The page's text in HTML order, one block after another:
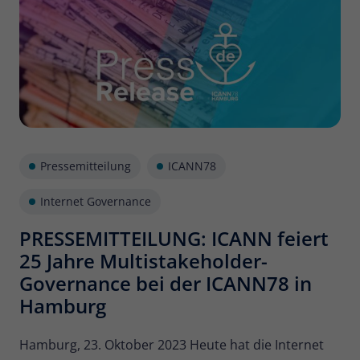
Pressemitteilung ICANN78
Internet Governance
PRESSEMITTEILUNG: ICANN feiert
25 Jahre Multistakeholder-
Governance bei der ICANN78 in
Hamburg
Hamburg, 23. Oktober 2023 Heute hat die Internet
Name _pk_ses
Anbieter Matomo
Laufzeit 30 Minuten
Zweck
Kurzlebige Cookies, die zur
Daten für den Besuch verwendet
Name _pk_cvar
Anbieter Matomo
Laufzeit
Kurzlebige Cookies, die zur